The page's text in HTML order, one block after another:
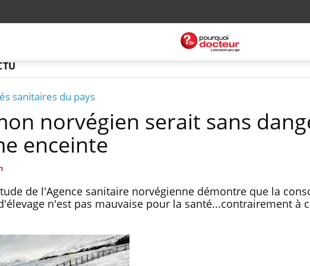
sanitaires du pays
norvégien serait sans
enceinte
de l'Agence sanitaire norvégienne démontre que la
n'est pas mauvaise pour la santé...contrairement à